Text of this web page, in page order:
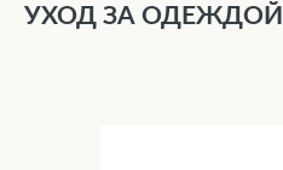
УХОД ЗА ОДЕЖДОЙ